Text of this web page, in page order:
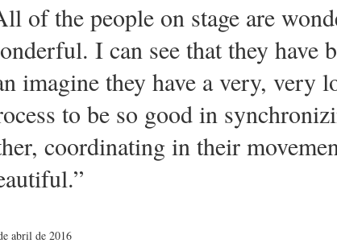
of the people on stage are
I can see that they have
imagine they have a very, very
to be so good in
coordinating in their
abril de 2016